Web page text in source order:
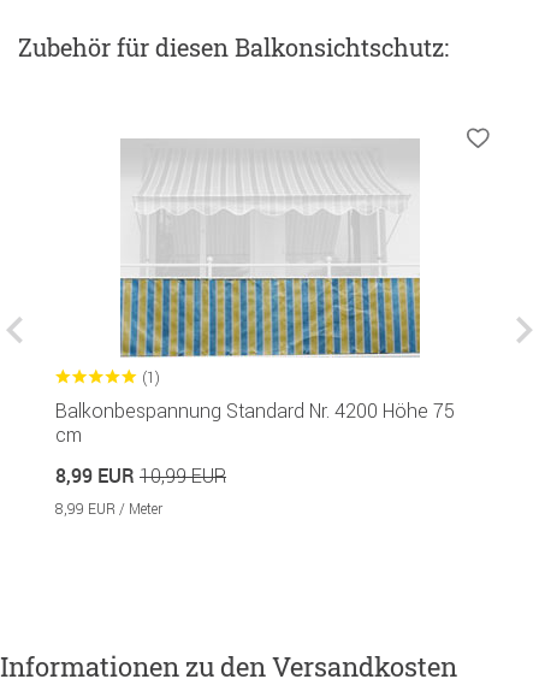
Zubehörfür diesen Balkonsichtschutz:
(1)
Balkonbespannung Standard Nr. 4200 Höhe 75
cm
8,99 EUR 10,99 EUR
8,99 EUR / Meter
Informationen zu den Versandkosten